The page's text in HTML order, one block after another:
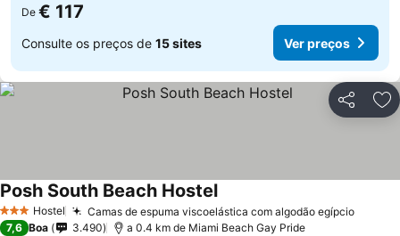
De € 117
Consulte os preços de 15 sites Ver preços
Partilhar
3 EstrelasHostel Camas de espuma viscoelástica com algodão egípcioVer
Posh South Beach HostelVer preços
7,6 Boa 3.490 a 0.4 km de Miami Beach Gay Pride